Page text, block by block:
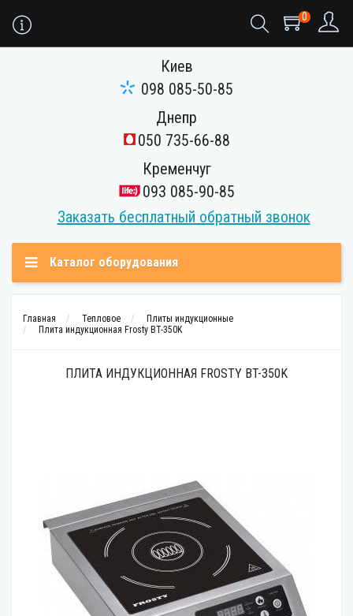
0
Киев
098 085-50-85
Днепр
050 735-66-88
Кременчуг
093 085-90-85
Заказать бесплатный обратный звонок
Каталог оборудования
Главная Тепловое
Плиты индукционные
Плита индукционная Frosty BT-350K
ПЛИТА ИНДУКЦИОННАЯ FROSTY BT-350K